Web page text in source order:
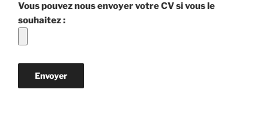
Vous pouvez nous envoyer votre CV si vous le
souhaitez :